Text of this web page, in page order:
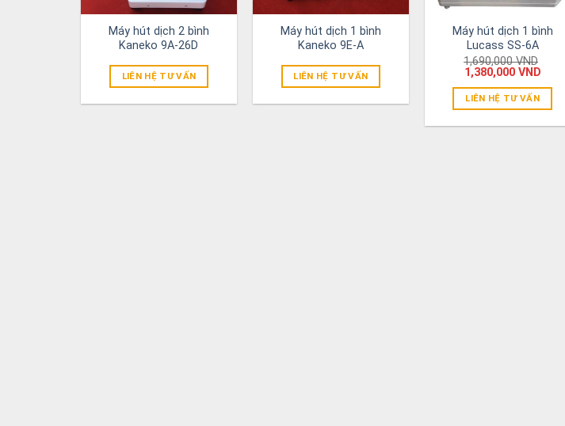
Máy hút dịch 2 bình
Kaneko 9A-26D
LIÊN HỆ TƯ VẤN
Máy hút dịch 1 bình
Kaneko 9E-A
LIÊN HỆ TƯ VẤN
Máy hút dịch 1 bình
Lucass SS-6A
1,690,000VND
1,380,000 VND
LIÊN HỆ TƯ VẤN